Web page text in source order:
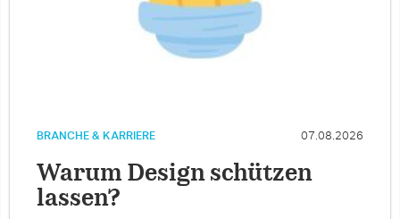
BRANCHE & KARRIERE 07.08.2026
Warum Design schützen
lassen?